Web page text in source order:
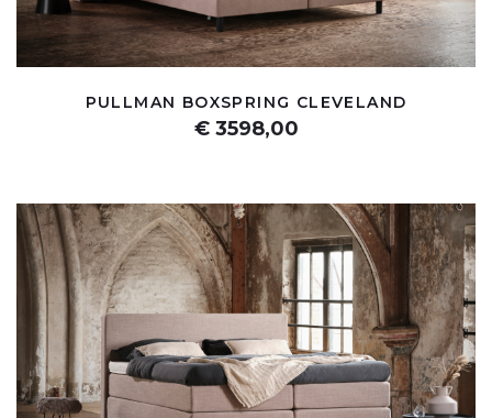
PULLMAN BOXSPRING CLEVELAND
€ 3598,00